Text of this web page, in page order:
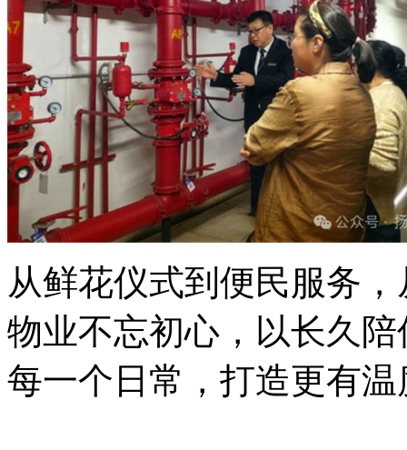
从鲜花仪式到便民服务
物业不忘初心，以长久
每一个 日常 ， 打造更有